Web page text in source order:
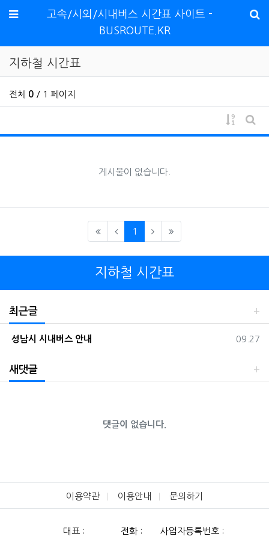
메뉴
고속/시외/시내버스 시간표 사이트 -
BUSROUTE.KR
지하철 시간표
전체 0 / 1 페이지
게시물
게시
게시물이 없습니다.
1 (current)
지하철 시간표
최근글
등록일
09.27
성남시 시내버스 안내
새댓글
댓글이 없습니다.
이용약관 이용안내 문의하기
대표 : 전화 : 사업자등록번호 :